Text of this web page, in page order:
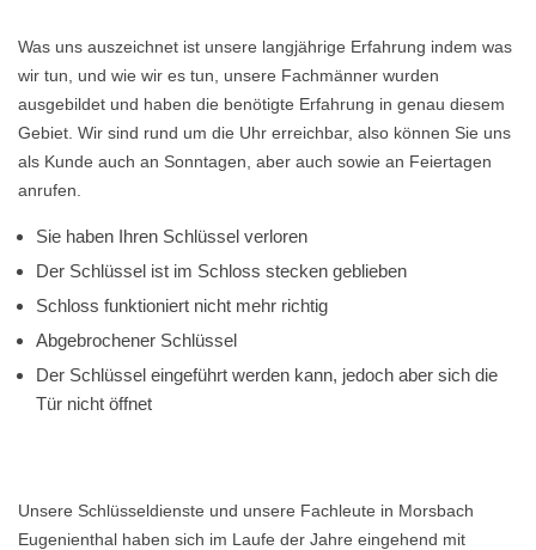
Was uns auszeichnet ist unsere langjährige Erfahrung indem was
wir tun, und wie wir es tun, unsere Fachmänner wurden
ausgebildet und haben die benötigte Erfahrung in genau diesem
Gebiet. Wir sind rund um die Uhr erreichbar, also können Sie uns
als Kunde auch an Sonntagen, aber auch sowie an Feiertagen
anrufen.
Sie haben Ihren Schlüssel verloren
Der Schlüssel ist im Schloss stecken geblieben
Schloss funktioniert nicht mehr richtig
Abgebrochener Schlüssel
Der Schlüssel eingeführt werden kann, jedoch aber sich die
Tür nicht öffnet
Unsere Schlüsseldienste und unsere Fachleute in Morsbach
Eugenienthal haben sich im Laufe der Jahre eingehend mit